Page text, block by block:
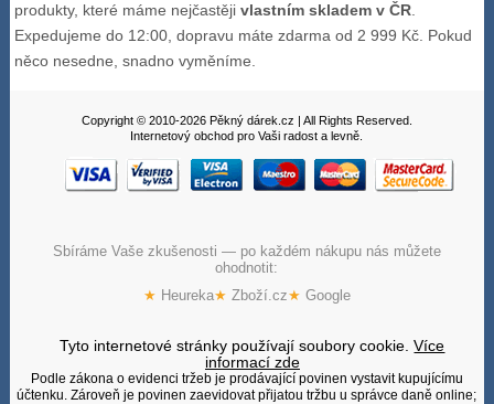
produkty, které máme nejčastějivlastním skladem v ČR
Expedujeme do 12:00, dopravu máte zdarma od 2 999 Kč. Pokud
něco nesedne, snadno vyměníme.
Copyright © 2010-2026 Pěkný dárek.cz | All Rights Reserved.
Internetový obchod pro Vaši radost a levně.
Sbíráme Vaše zkušenosti — po každém nákupu nás můžete
ohodnotit:
★ Heureka★ Zboží.cz★ Google
Tyto internetové stránky používají soubory cookie.Více
informací zde
Podle zákona o evidenci tržeb je prodávající povinen vystavit kupujícímu
účtenku. Zároveň je povinen zaevidovat přijatou tržbu u správce daně online;